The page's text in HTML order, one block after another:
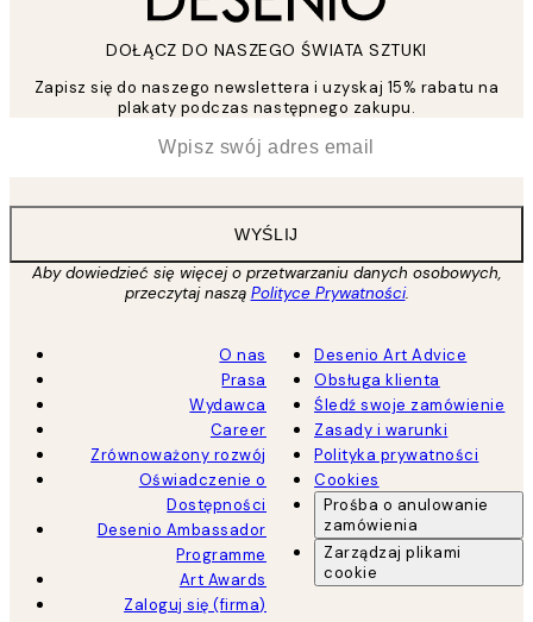
DOŁĄCZ DO NASZEGO ŚWIATA SZTUKI
Zapisz się do naszego newslettera i uzyskaj 15% rabatu na
plakaty podczas następnego zakupu.
WYŚLIJ
Aby dowiedzieć się więcej o przetwarzaniu danych osobowych,
przeczytaj naszą Polityce Prywatności.
O nas
Prasa
Wydawca
Career
Zrównoważony rozwój
Oświadczenie o
Dostępności
Desenio Ambassador
Programme
Art Awards
Zaloguj się (firma)
Desenio Art Advice
Obsługa klienta
Śledź swoje zamówienie
Zasady i warunki
Polityka prywatności
Cookies
Prośba o anulowanie
zamówienia
Zarządzaj plikami
cookie